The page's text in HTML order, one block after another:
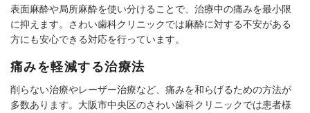
表面麻酔や局所麻酔を使い分けることで、治療中の痛みを最小限
に抑えます。さわい歯科クリニックでは麻酔に対する不安がある
方にも安心できる対応を行っています。
痛みを軽減する治療法
削らない治療やレーザー治療など、痛みを和らげるための方法が
多数あります。大阪市中央区のさわい歯科クリニックでは患者様